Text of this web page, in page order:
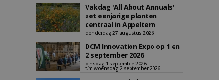
Vakdag 'All About Annuals'
zet eenjarige planten
centraal in Appeltern
donderdag 27 augustus 2026
DCM Innovation Expo op 1 en
2 september 2026
dinsdag 1 september 2026
t/m woensdag 2 september 2026